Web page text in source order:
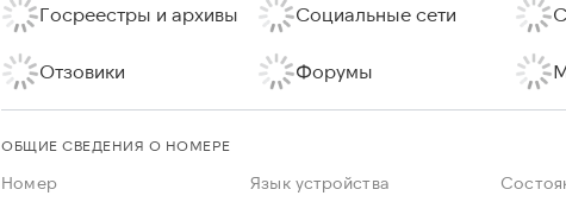
Госреестры и архивы Социальные сети
Отзовики Форумы
ОБЩИЕ СВЕДЕНИЯ О НОМЕРЕ
Номер Язык устройства